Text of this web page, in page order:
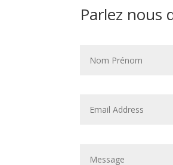
Parlez nous